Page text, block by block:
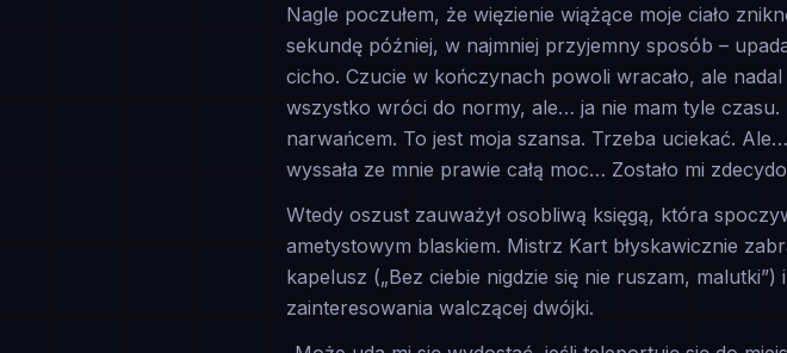
Nagle poczułem, że więzienie wiążące moje ciało
sekundę później, w najmniej przyjemny sposób –
cicho. Czucie w kończynach powoli wracało, ale
wszystko wróci do normy, ale… ja nie mam tyle
narwańcem. To jest moja szansa. Trzeba uciekać.
wyssała ze mnie prawie całą moc… Zostało mi
Wtedy oszust zauważył osobliwą księgą, która
ametystowym blaskiem. Mistrz Kart błyskawicznie
kapelusz („Bez ciebie nigdzie się nie ruszam,
zainteresowania walczącej dwójki.